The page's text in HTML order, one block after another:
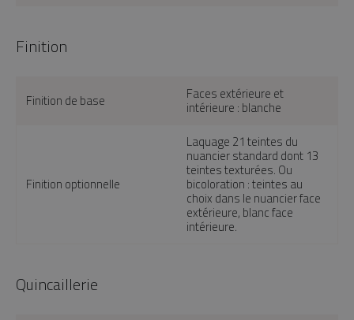
Finition
Finition de base Faces extérieure et
intérieure : blanche
Finition optionnelle
Laquage 21 teintes du
nuancier standard dont 13
teintes texturées. Ou
bicoloration : teintes au
choix dans le nuancier face
extérieure, blanc face
intérieure.
Quincaillerie